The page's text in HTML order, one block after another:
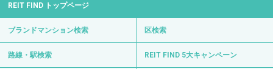
REIT FIND トップページ
ブランドマンション検索 区検索
路線・駅検索 REIT FIND 5大キャンペーン